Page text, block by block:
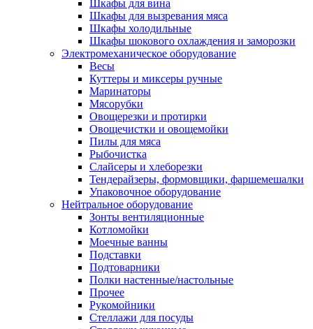
Шкафы для вина
Шкафы для вызревания мяса
Шкафы холодильные
Шкафы шокового охлаждения и заморозки
Электромеханическое оборудование
Весы
Куттеры и миксеры ручные
Маринаторы
Мясорубки
Овощерезки и протирки
Овощечистки и овощемойки
Пилы для мяса
Рыбочистка
Слайсеры и хлеборезки
Тендерайзеры, формовщики, фаршемешалки
Упаковочное оборудование
Нейтральное оборудование
Зонты вентиляционные
Котломойки
Моечные ванны
Подставки
Подтоварники
Полки настенные/настольные
Прочее
Рукомойники
Стеллажи для посуды